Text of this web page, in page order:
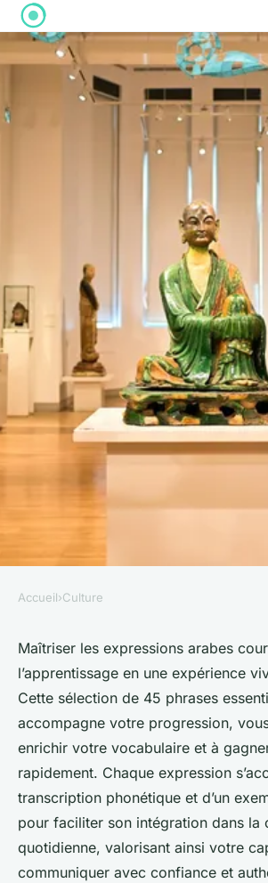
Liste de 45
pour améliorer
Liam•6 octobre 2025 •4 min de lecture
Accueil›Culture
Maîtriser les expressions arabes
l’apprentissage en une expérience
Cette sélection de 45 phrases
accompagne votre progression,
enrichir votre vocabulaire et à
rapidement. Chaque expression
transcription phonétique et d’un
pour faciliter son intégration dans la
quotidienne, valorisant ainsi votre
communiquer avec confiance et